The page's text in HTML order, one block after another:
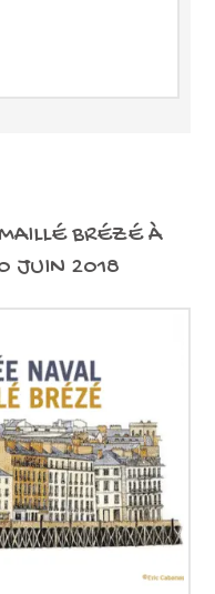
BRÉZÉ À
JUIN 2018